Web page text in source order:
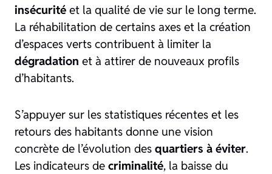
insécurité et la qualité de vie sur le long terme.
La réhabilitation de certains axes et la création
d’espaces verts contribuent à limiter la
dégradation et à attirer de nouveaux profils
d’habitants.
S’appuyer sur les statistiques récentes et les
retours des habitants donne une vision
concrète de l’évolution des quartiers à éviter.
Les indicateurs de criminalité, la baisse du